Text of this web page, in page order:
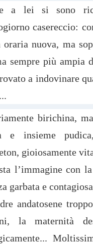
a lei si sono
casereccio:
oraria nuova, ma
sempre più
a indovinare
birichina,
e insieme
gioiosamente
l’immagine con
garbata e
andatosene
la maternità